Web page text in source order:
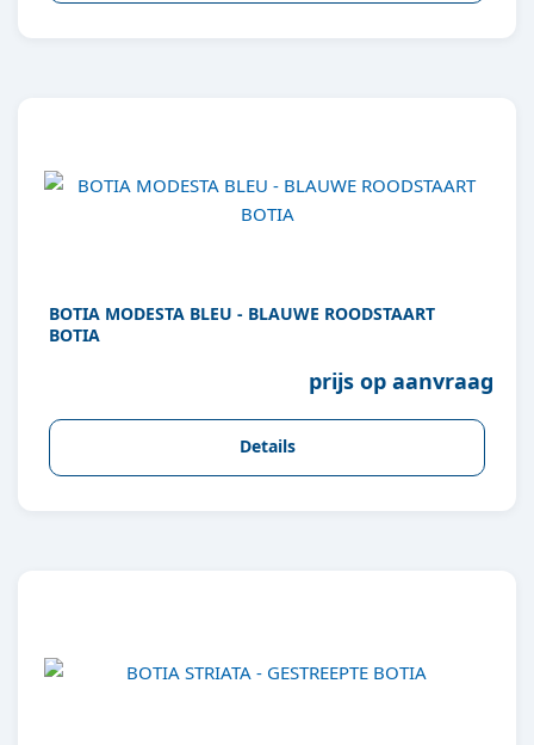
BOTIA MODESTA BLEU - BLAUWE ROODSTAART
BOTIA
prijs op aanvraag
Details